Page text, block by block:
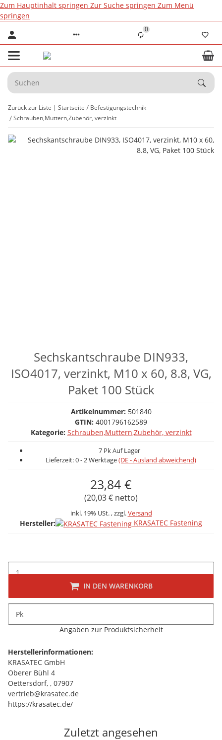
Zum Hauptinhalt springen Zur Suche springen Zum Menü
springen
0
Zurück zur Liste Startseite
Befestigungstechnik
Schrauben,Muttern,Zubehör, verzinkt
Sechskantschraube DIN933,
ISO4017, verzinkt, M10 x 60, 8.8, VG,
Paket 100 Stück
Artikelnummer: 501840
GTIN: 4001796162589
Kategorie: Schrauben,Muttern,Zubehör, verzinkt
7 Pk Auf Lager
Lieferzeit:0 - 2 Werktage(DE - Ausland abweichend)
23,84 €
(20,03 € netto)
inkl. 19% USt. , zzgl.Versand
Hersteller: KRASATEC Fastening
Pk
IN DEN WARENKORB
folgt
Angaben zur Produktsicherheit
Herstellerinformationen:
KRASATEC GmbH
Oberer Bühl 4
Oettersdorf, , 07907
vertrieb@krasatec.de
https://krasatec.de/
Zuletzt angesehen